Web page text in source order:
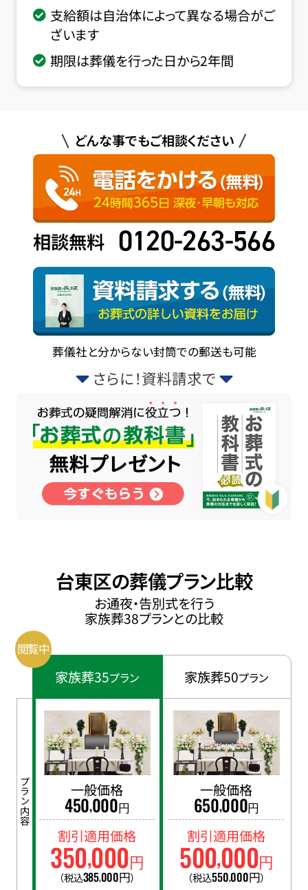
支給額は自治体によって異なる場合がご
ざいます
期限は葬儀を行った日から2年間
どんな事でもご相談ください
相談無料 0120-263-566
葬儀社と分からない封筒での郵送も可能
さらに！資料請求で
台東区の葬儀プラン比較
お通夜・告別式を行う
家族葬38プランとの比較
プラン内容
家族葬35プラン
一般価格
450,000円
割引適用価格
350,000円
（税込385,000円）
家族葬50プラン
一般価格
650,000円
割引適用価格
500,000円
（税込550,000円）